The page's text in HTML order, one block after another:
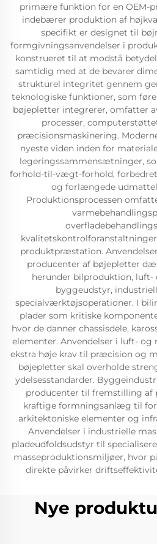
primære funktion for en OEM-
indebærer produktion af
specifikt er designet til
formgivningsanvendelser i
konstrueret til at modstå
samtidig med at de bevarer
strukturel integritet gennem
teknologiske funktioner, som
bøjepletter integrerer, omfatter
processer,
præcisionsmaskinering.
nyeste viden inden for
legeringssammensætninger,
forhold-til-vægt-forhold,
og forlængede
Produktionsprocessen
produktpræstation.
producenter af bøjepletter
herunder bilproduktion,
byggeudstyr,
specialværktøjsoperationer. I
plader som kritiske
hvor de danner chassisdele,
elementer. Anvendelser i luft-
ekstra høje krav til præcision og
bøjepletter skal overholde
ydelsesstandarder.
producenter til fremstilling af
kraftige formningsanlæg til
arkitektoniske elementer og
Anvendelser i industrielle
pladeudfoldsudstyr til
masseproduktionsmiljøer, hvor
direkte påvirker
Nye